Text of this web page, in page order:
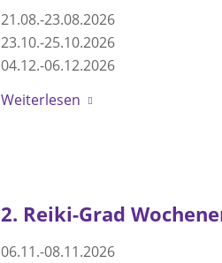
21.08.-23.08.2026
23.10.-25.10.2026
04.12.-06.12.2026
Weiterlesen
2. Reiki-Grad
06.11.-08.11.2026